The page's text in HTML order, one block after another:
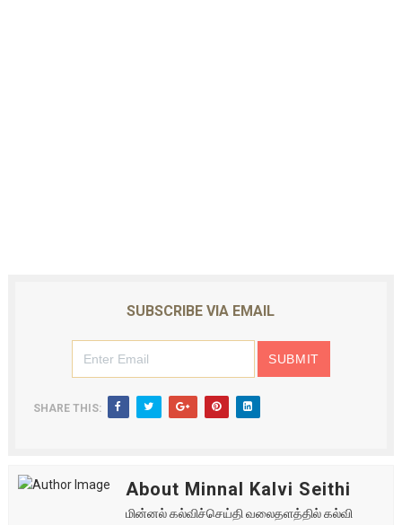
SUBSCRIBE VIA EMAIL
SHARE THIS:
About Minnal Kalvi Seithi
மின்னல் கல்விச்செய்தி வலைதளத்தில் கல்வி